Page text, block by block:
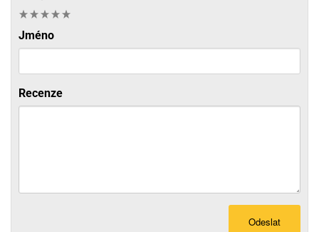
Jméno
Recenze
Odeslat